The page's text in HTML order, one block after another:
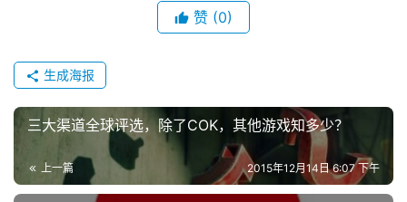
戏
休
戏
赞 (0)
生成海报
三大渠道全球评选，除了COK，其他游戏知多少？
上一篇 2015年12月14日 6:07 下午